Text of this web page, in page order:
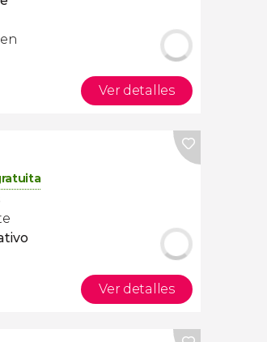
Ver detalles
Ver detalles